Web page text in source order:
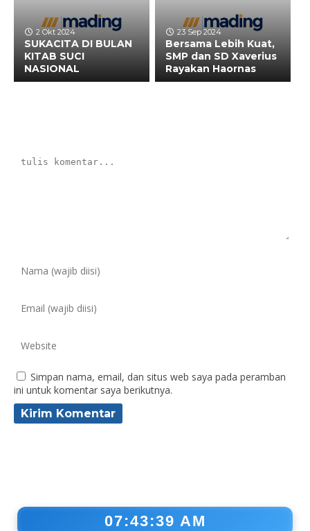
2 Okt 2024
SUKACITA DI BULAN
KITAB SUCI
NASIONAL
23 Sep 2024
Bersama Lebih Kuat,
SMP dan SD Xaverius
Rayakan Haornas
Simpan nama, email, dan situs web saya pada peramban
ini untuk komentar saya berikutnya.
07:43:40 AM